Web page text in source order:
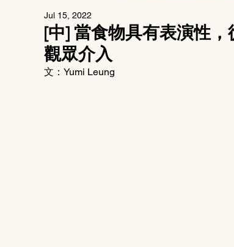
[中] 當食物具有表演性
觀眾介入
Jul 15, 2022
文：Yumi Leung